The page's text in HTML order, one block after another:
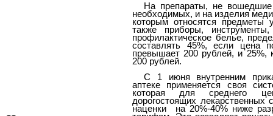
На препараты, не
необходимых, и на изделия
которым относятся предметы
также приборы,
профилактическое белье,
составлять 45%, если цена
превышает 200 рублей, и 25%,
200 рублей.
C 1 июня внутренним
аптеке применяется своя
которая для среднего
дорогостоящих лекарственных
наценки
на 20%-40% ниже